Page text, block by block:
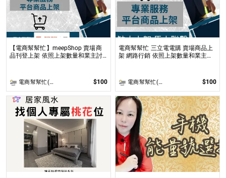
【電商幫幫忙】meepShop 賣場商
品刊登上架 依照上架數量和業主討
電商幫幫忙(電商平台代營運/電商上架/運營策略/網路行銷) $100
電商幫幫忙 三立電電購 賣場商品上
架 網路行銷 依照上架數量和業主討
電商幫幫忙(電商平台代營運/電商上架/運營策略/網路行銷) $100